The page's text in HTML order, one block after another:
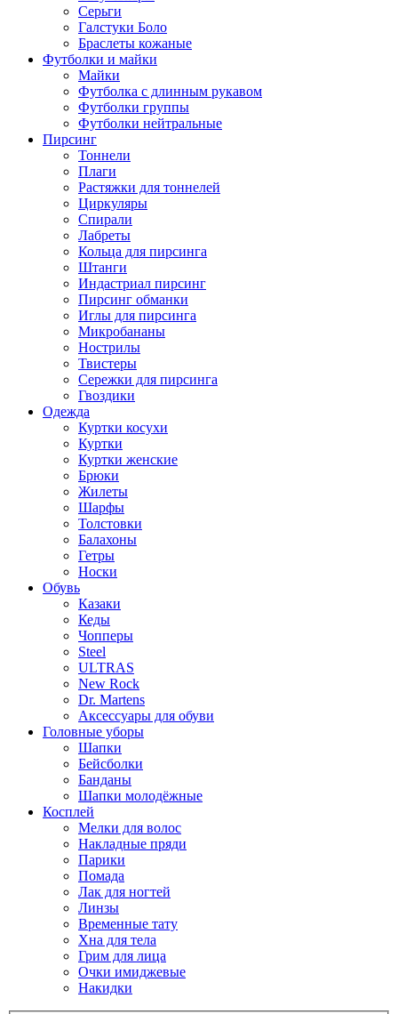
Серьги
Галстуки Боло
Браслеты кожаные
Футболки и майки
Майки
Футболка с длинным рукавом
Футболки группы
Футболки нейтральные
Пирсинг
Тоннели
Плаги
Растяжки для тоннелей
Циркуляры
Спирали
Лабреты
Кольца для пирсинга
Штанги
Индастриал пирсинг
Пирсинг обманки
Иглы для пирсинга
Микробананы
Нострилы
Твистеры
Сережки для пирсинга
Гвоздики
Одежда
Куртки косухи
Куртки
Куртки женские
Брюки
Жилеты
Шарфы
Толстовки
Балахоны
Гетры
Носки
Обувь
Казаки
Кеды
Чопперы
Steel
ULTRAS
New Rock
Dr. Martens
Аксессуары для обуви
Головные уборы
Шапки
Бейсболки
Банданы
Шапки молодёжные
Косплей
Мелки для волос
Накладные пряди
Парики
Помада
Лак для ногтей
Линзы
Временные тату
Хна для тела
Грим для лица
Очки имиджевые
Накидки